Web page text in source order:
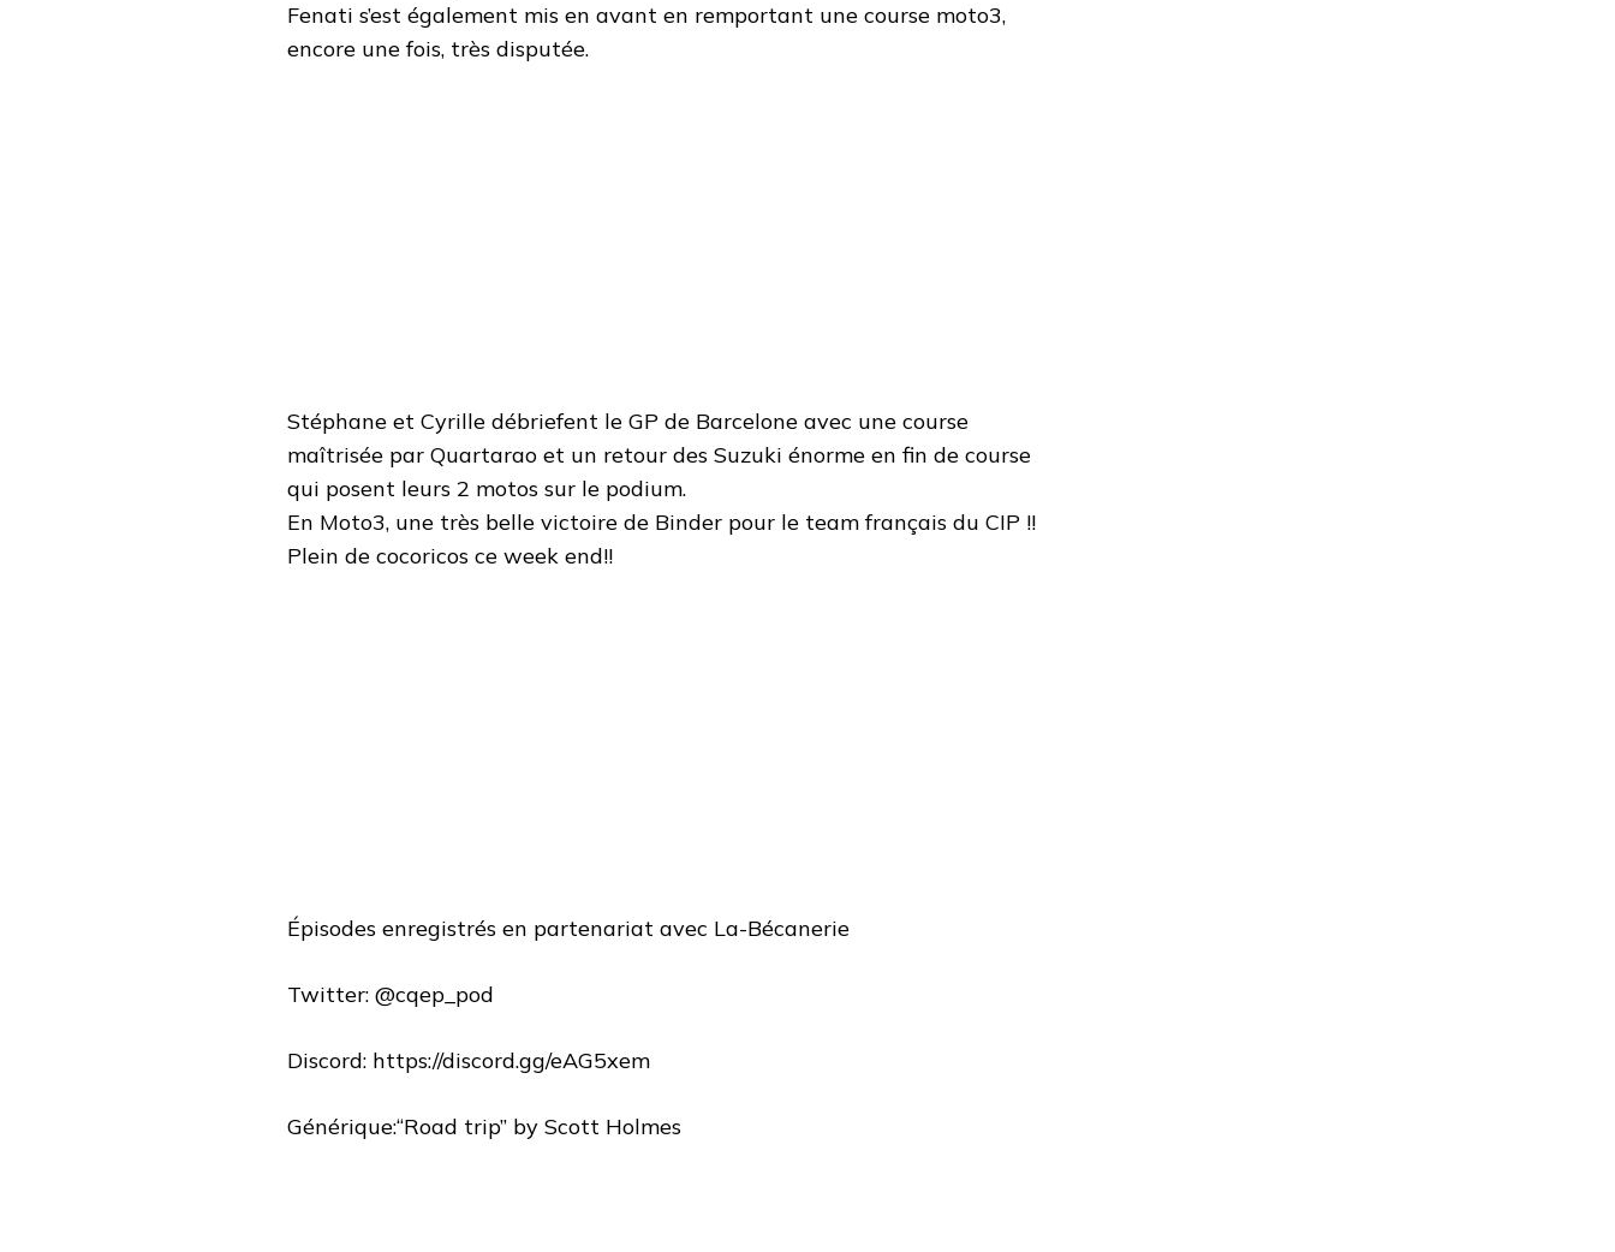
Fenati s’est également mis en avant en remportant une course moto3,
encore une fois, très disputée.
Stéphane et Cyrille débriefent le GP de Barcelone avec une course
maîtrisée par Quartarao et un retour des Suzuki énorme en fin de course
qui posent leurs 2 motos sur le podium.
En Moto3, une très belle victoire de Binder pour le team français du CIP !!
Plein de cocoricos ce week end!!
Épisodes enregistrés en partenariat avec La-Bécanerie
Twitter: @cqep_pod
Discord: https://discord.gg/eAG5xem
Générique:“Road trip” by Scott Holmes